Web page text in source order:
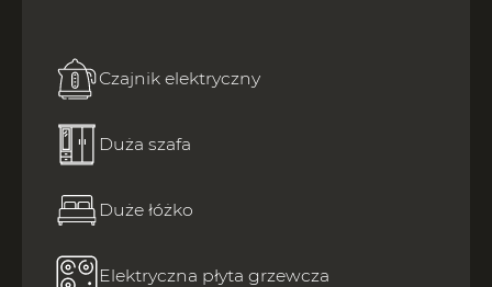
Czajnik elektryczny
Duża szafa
Duże łóżko
Elektryczna płyta grzewcza